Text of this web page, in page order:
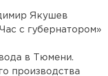
Якушев
с губернатором»
в Тюмени.
производства